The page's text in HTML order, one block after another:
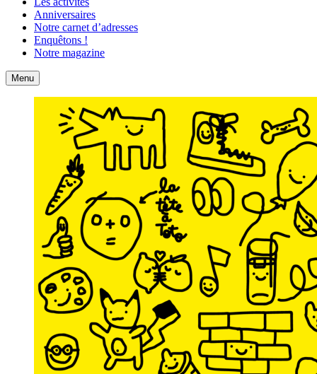
Anniversaires
Notre carnet d’adresses
Enquêtons !
Notre magazine
Accueil
Menu Contact